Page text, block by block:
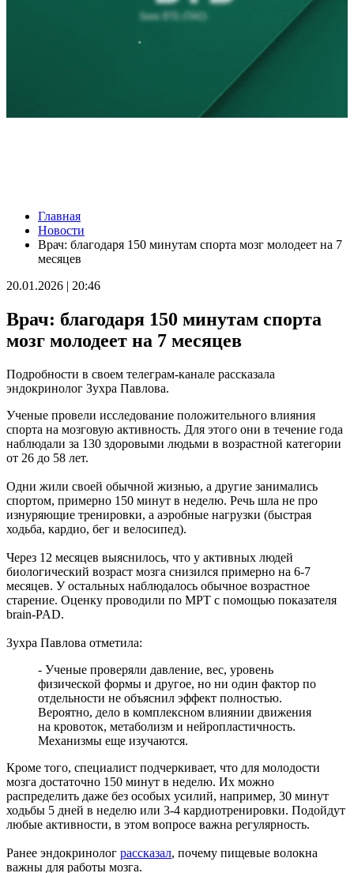
Из-за непогоды в Тольятти усилили работу аварийных служб
09.08.2026 | 15:35
Где в Самаре приведут в порядок газоны 9 августа: список
адресов
Нападающий КС рассказал об игре команды с новым
09.08.2026 | 15:05
Вратарь Гудиев рассказал о тактике "Акрона" на матч с
"Локомотивом"
В Красноглинском районе Самары водитель легковушки сбил
ребенка
В России могут отменить ЕГЭ с 2027 года
09.08.2026 | 12:35
На Самарскую область 9 августа обрушатся гроза, ливень и
град
В Самаре открыли обновленный стадион филиала ЦСКА
09.08.2026 | 11:49
В самарском парке Гагарина отметили День физкультурника
09.08.2026 | 11:41
спортплощадка
09.08.2026 | 11:31
Самарца отправили в колонию за похищение телефона и
денег с карты
09.08.2026 | 11:28
берега
9 августа на нескольких улицах Самары не будет холодной
09.08.2026 | 10:29
В Самарской области 9 августа около 5 часов действовала
беспилотная опасность
09.08.2026 | 10:24
09.08.2026 | 10:05
Вячеслав Федорищев поздравил жителей Самарской области с
Днем строителя
09.08.2026 | 09:33
Персеиды: самарцам рассказали, как увидеть звездопад с 12 по
09.08.2026 | 09:17
Главная
Новости
Врач: благодаря 150 минутам спорта мозг молодеет на 7
месяцев
20.01.2026 | 20:46
Врач: благодаря 150 минутам спорта
мозг молодеет на 7 месяцев
Подробности в своем телеграм-канале рассказала
эндокринолог Зухра Павлова.
Ученые провели исследование положительного влияния
спорта на мозговую активность. Для этого они в течение года
наблюдали за 130 здоровыми людьми в возрастной категории
от 26 до 58 лет.
Одни жили своей обычной жизнью, а другие занимались
спортом, примерно 150 минут в неделю. Речь шла не про
изнуряющие тренировки, а аэробные нагрузки (быстрая
ходьба, кардио, бег и велосипед).
Через 12 месяцев выяснилось, что у активных людей
биологический возраст мозга снизился примерно на 6-7
месяцев. У остальных наблюдалось обычное возрастное
старение. Оценку проводили по МРТ с помощью показателя
brain-PAD.
Зухра Павлова отметила:
- Ученые проверяли давление, вес, уровень
физической формы и другое, но ни один фактор по
отдельности не объяснил эффект полностью.
Вероятно, дело в комплексном влиянии движения
на кровоток, метаболизм и нейропластичность.
Механизмы еще изучаются.
Кроме того, специалист подчеркивает, что для молодости
мозга достаточно 150 минут в неделю. Их можно
распределить даже без особых усилий, например, 30 минут
ходьбы 5 дней в неделю или 3-4 кардиотренировки. Подойдут
любые активности, в этом вопросе важна регулярность.
Ранее эндокринолог рассказал, почему пищевые волокна
важны для работы мозга.